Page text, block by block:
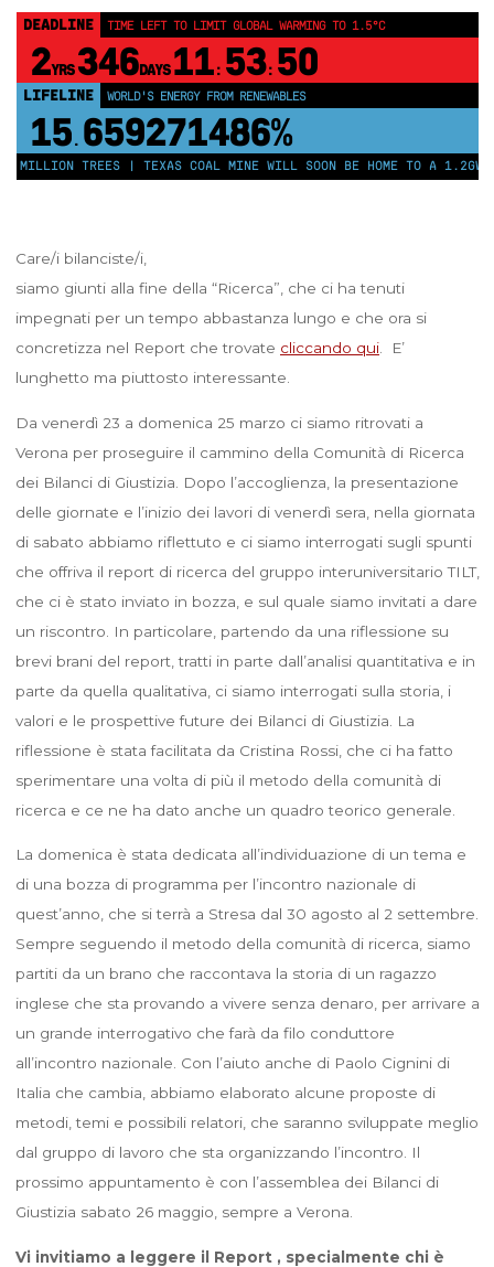
DEADLINE TIME LEFT TO LIMIT GLOBAL WARMING TO 1.5°C
2YRS 346DAYS 11: 53: 50
LIFELINE WORLD'S ENERGY FROM RENEWABLES
15. 659271491%
MILLION TREES | TEXAS COAL MINE WILL SOON BE HOME TO A 1.2GW
Care/i bilanciste/i,
siamo giunti alla fine della “Ricerca”, che ci ha tenuti
impegnati per un tempo abbastanza lungo e che ora si
concretizza nel Report che trovate cliccando qui. E’
lunghetto ma piuttosto interessante.
Da venerdì 23 a domenica 25 marzo ci siamo ritrovati a
Verona per proseguire il cammino della Comunità di Ricerca
dei Bilanci di Giustizia. Dopo l’accoglienza, la presentazione
delle giornate e l’inizio dei lavori di venerdì sera, nella giornata
di sabato abbiamo riflettuto e ci siamo interrogati sugli spunti
che offriva il report di ricerca del gruppo interuniversitario TILT,
che ci è stato inviato in bozza, e sul quale siamo invitati a dare
un riscontro. In particolare, partendo da una riflessione su
brevi brani del report, tratti in parte dall’analisi quantitativa e in
parte da quella qualitativa, ci siamo interrogati sulla storia, i
valori e le prospettive future dei Bilanci di Giustizia. La
riflessione è stata facilitata da Cristina Rossi, che ci ha fatto
sperimentare una volta di più il metodo della comunità di
ricerca e ce ne ha dato anche un quadro teorico generale.
La domenica è stata dedicata all’individuazione di un tema e
di una bozza di programma per l’incontro nazionale di
quest’anno, che si terrà a Stresa dal 30 agosto al 2 settembre.
Sempre seguendo il metodo della comunità di ricerca, siamo
partiti da un brano che raccontava la storia di un ragazzo
inglese che sta provando a vivere senza denaro, per arrivare a
un grande interrogativo che farà da filo conduttore
all’incontro nazionale. Con l’aiuto anche di Paolo Cignini di
Italia che cambia, abbiamo elaborato alcune proposte di
metodi, temi e possibili relatori, che saranno sviluppate meglio
dal gruppo di lavoro che sta organizzando l’incontro. Il
prossimo appuntamento è con l’assemblea dei Bilanci di
Giustizia sabato 26 maggio, sempre a Verona.
Vi invitiamo a leggere il Report , specialmente chi è